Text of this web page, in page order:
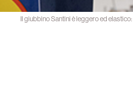
Il giubbino Santini è leggero ed